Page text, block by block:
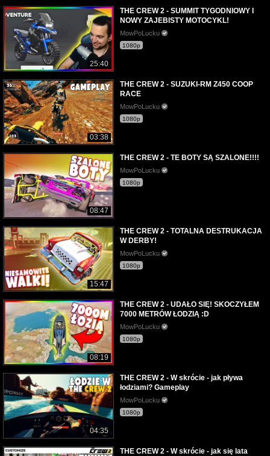
25:40
THE CREW 2 - SUMMIT TYGODNIOWY I
NOWY ZAJEBISTY MOTOCYKL!
MowPoLucku
1080p
03:38
THE CREW 2 - SUZUKI-RM Z450 COOP
RACE
MowPoLucku
1080p
08:47
THE CREW 2 - TE BOTY SĄ SZALONE!!!!
MowPoLucku
1080p
15:47
THE CREW 2 - TOTALNA DESTRUKACJA
W DERBY!
MowPoLucku
1080p
08:19
THE CREW 2 - UDAŁO SIĘ! SKOCZYŁEM
7000 METRÓW ŁODZIĄ :D
MowPoLucku
1080p
04:35
THE CREW 2 - W skrócie - jak pływa
łodziami? Gameplay
MowPoLucku
1080p
THE CREW 2 - W skrócie - jak się lata